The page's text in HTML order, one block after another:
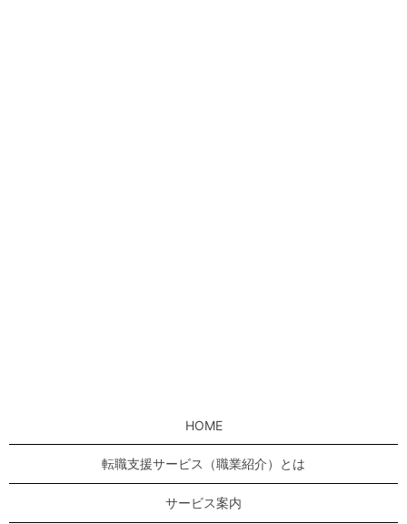
HOME
転職支援サービス（職業紹介）とは
サービス案内